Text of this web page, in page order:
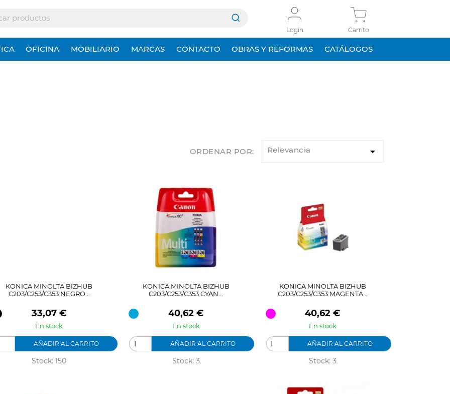
Login Carrito
OFICINA MOBILIARIO MARCAS CONTACTO OBRAS Y REFORMAS CATÁLOGOS
ORDENAR POR: Relevancia 
KONICA MINOLTA BIZHUB
C203/C253/C353 NEGRO...
Precio
33,07 €
En stock
AÑADIR AL CARRITO
Stock: 150
KONICA MINOLTA BIZHUB
C203/C253/C353 CYAN...
Precio
40,62 €
En stock
AÑADIR AL CARRITO
Stock: 3
KONICA MINOLTA BIZHUB
C203/C253/C353 MAGENTA...
Precio
40,62 €
En stock
AÑADIR AL CARRITO
Stock: 3